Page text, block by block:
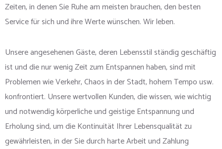
Zeiten, in denen Sie Ruhe am meisten brauchen, den besten
Service für sich und ihre Werte wünschen. Wir leben.
Unsere angesehenen Gäste, deren Lebensstil ständig geschäftig
ist und die nur wenig Zeit zum Entspannen haben, sind mit
Problemen wie Verkehr, Chaos in der Stadt, hohem Tempo usw.
konfrontiert. Unsere wertvollen Kunden, die wissen, wie wichtig
und notwendig körperliche und geistige Entspannung und
Erholung sind, um die Kontinuität Ihrer Lebensqualität zu
gewährleisten, in der Sie durch harte Arbeit und Zahlung